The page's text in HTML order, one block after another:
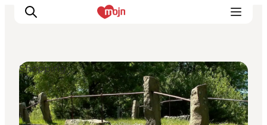
Activiteiten
Bestemmingen
Shopping